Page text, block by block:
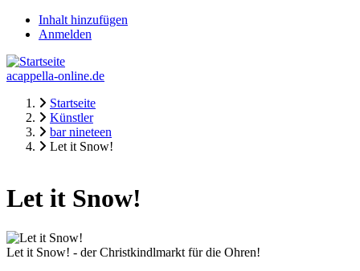
Direkt
zum
Fake-
Usermenü
Inhalt hinzufügen
Anmelden
acappella-online.de
Pfadnavigation
Startseite
Künstler
bar nineteen
Let it Snow!
Let it Snow!
Let it Snow! - der Christkindlmarkt für die Ohren!